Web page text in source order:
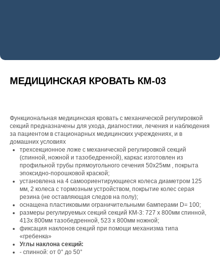
МЕДИЦИНСКАЯ КРОВАТЬ КМ-03
Функциональная медицинская кровать с механической регулировкой
секций предназначены для ухода, диагностики, лечения и наблюдения
за пациентом в стационарных медицинских учреждениях, и в
домашних условиях
трехсекционное ложе с механической регулировкой секций
(спинной, ножной и тазобедренной), каркас изготовлен из
профильной трубы прямоугольного сечения 50х25мм , покрыта
эпоксидно-порошковой краской;
установлена на 4 самоориентирующиеся колеса диаметром 125
мм, 2 колеса с тормозным устройством, покрытие колес серая
резина (не оставляющая следов на полу);
оснащена пластиковыми ограничительными бамперами D= 100;
размеры регулируемых секций секций КМ-3: 727 х 800мм спинной,
413х 800мм тазобедренной, 523 х 800мм ножной;
фиксация наклонов секций при помощи механизма типа
«гребенка»
Углы наклона секций:
- спинной: от 0° до 50°